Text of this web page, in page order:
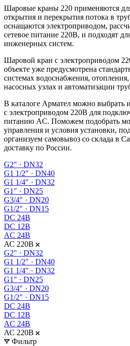
Шаровые краны 220 применяются
открытия и перекрытия потока в
оснащаются электроприводом,
сетевое питание 220В, и подходят
инженерных систем.
Шаровой кран с электроприводом
объекте уже предусмотрена
системах водоснабжения,
насосных узлах и автоматизации
В каталоге Армател можно выбрать
с электроприводом 220В для
питанию AC. Поможем подобрать
управления и условия установки,
организуем самовывоз со склада в
доставку по России.
G2″ · DN32
G1 1/2″ · DN40
G1 1/4″ · DN32
G1″ · DN25
G3/4″ · DN20
G1/2″ · DN15
DC 24В
DC 12В
AC 24В
АС 220В
G2″ · DN32
G1 1/2″ · DN40
G1 1/4″ · DN32
G1″ · DN25
G3/4″ · DN20
G1/2″ · DN15
DC 24В
DC 12В
AC 24В
АС 220В
Фильтр